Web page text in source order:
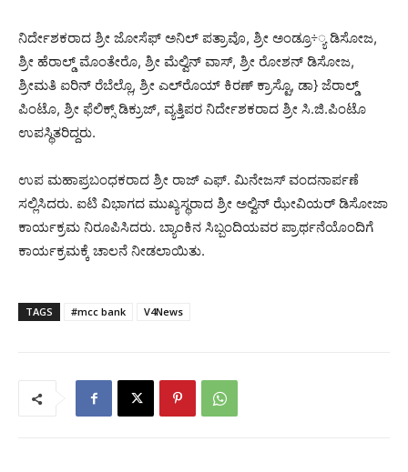
ನಿರ್ದೇಶಕರಾದ ಶ್ರೀ ಜೋಸೆಫ್ ಅನಿಲ್ ಪತ್ರಾವೊ, ಶ್ರೀ ಅಂಡ್ರೂ÷್ಯ ಡಿಸೋಜ,
ಶ್ರೀ ಹೆರಾಲ್ಡ್ ಮೊಂತೇರೊ, ಶ್ರೀ ಮೆಲ್ವಿನ್ ವಾಸ್, ಶ್ರೀ ರೋಶನ್ ಡಿಸೋಜ,
ಶ್ರೀಮತಿ ಐರಿನ್ ರೆಬೆಲ್ಲೊ, ಶ್ರೀ ಎಲ್‌ರೊಯ್ ಕಿರಣ್ ಕ್ರಾಸ್ಟೊ, ಡಾ} ಜೆರಾಲ್ಡ್
ಪಿಂಟೊ, ಶ್ರೀ ಫೆಲಿಕ್ಸ್ ಡಿಕ್ರುಜ್, ವ್ಯತ್ತಿಪರ ನಿರ್ದೇಶಕರಾದ ಶ್ರೀ ಸಿ.ಜಿ.ಪಿಂಟೊ
ಉಪಸ್ಥಿತರಿದ್ದರು.
ಉಪ ಮಹಾಪ್ರಬಂಧಕರಾದ ಶ್ರೀ ರಾಜ್ ಎಫ್. ಮಿನೇಜಸ್ ವಂದನಾರ್ಪಣೆ
ಸಲ್ಲಿಸಿದರು. ಐಟಿ ವಿಭಾಗದ ಮುಖ್ಯಸ್ಥರಾದ ಶ್ರೀ ಅಲ್ವಿನ್ ಝೇವಿಯರ್ ಡಿಸೋಜಾ
ಕಾರ್ಯಕ್ರಮ ನಿರೂಪಿಸಿದರು. ಬ್ಯಾಂಕಿನ ಸಿಬ್ಬಂದಿಯವರ ಪ್ರಾರ್ಥನೆಯೊಂದಿಗೆ
ಕಾರ್ಯಕ್ರಮಕ್ಕೆ ಚಾಲನೆ ನೀಡಲಾಯಿತು.
TAGS #mcc bank V4News